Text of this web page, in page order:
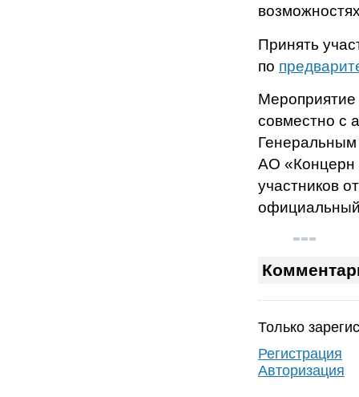
Принять
по
Мероприятие
совместно с
АО «Концерн
участников
Только
Регистрация
Авторизация